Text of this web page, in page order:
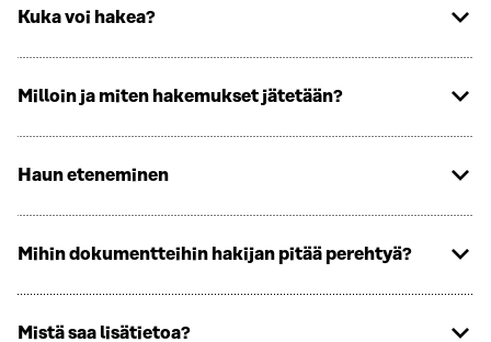
Kuka voi hakea?
Milloin ja miten hakemukset jätetään?
Haun eteneminen
Mihin dokumentteihin hakijan pitää perehtyä?
Mistä saa lisätietoa?